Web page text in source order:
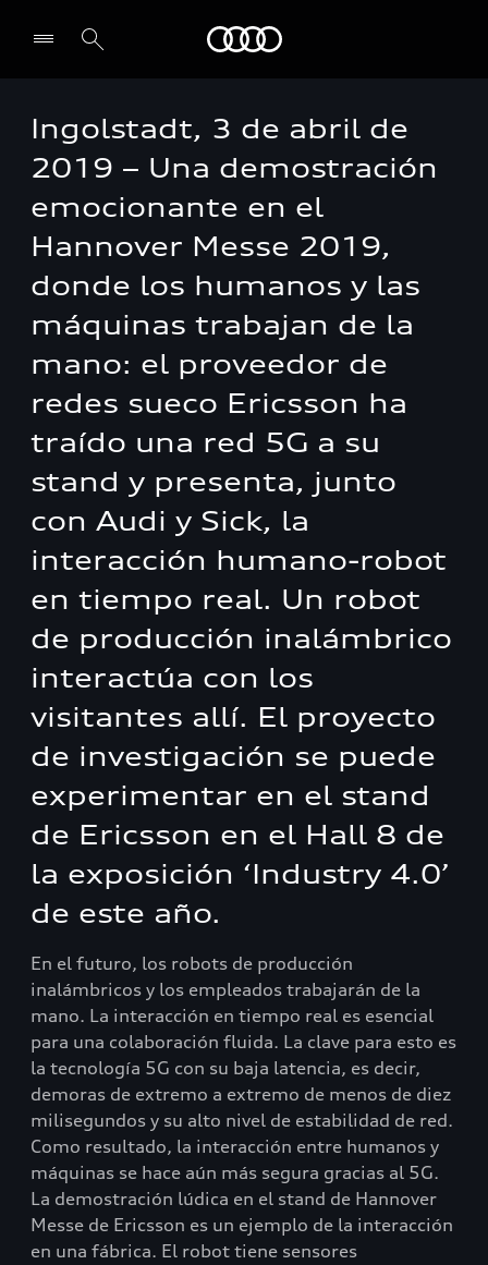
Ingolstadt, 3 de abril de
2019 – Una demostración
emocionante en el
Hannover Messe 2019,
donde los humanos y las
máquinas trabajan de la
mano: el proveedor de
redes sueco Ericsson ha
traído una red 5G a su
stand y presenta, junto
con Audi y Sick, la
interacción humano-robot
en tiempo real. Un robot
de producción inalámbrico
interactúa con los
visitantes allí. El proyecto
de investigación se puede
experimentar en el stand
de Ericsson en el Hall 8 de
la exposición ‘Industry 4.0’
de este año.
En el futuro, los robots de producción
inalámbricos y los empleados trabajarán de la
mano. La interacción en tiempo real es esencial
para una colaboración fluida. La clave para esto es
la tecnología 5G con su baja latencia, es decir,
demoras de extremo a extremo de menos de diez
milisegundos y su alto nivel de estabilidad de red.
Como resultado, la interacción entre humanos y
máquinas se hace aún más segura gracias al 5G.
La demostración lúdica en el stand de Hannover
Messe de Ericsson es un ejemplo de la interacción
en una fábrica. El robot tiene sensores